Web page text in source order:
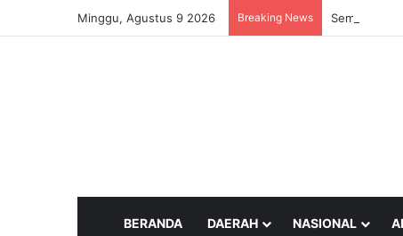
Minggu, Agustus 9 2026 Breaking News Semangat
BERANDA DAERAH NASIONAL